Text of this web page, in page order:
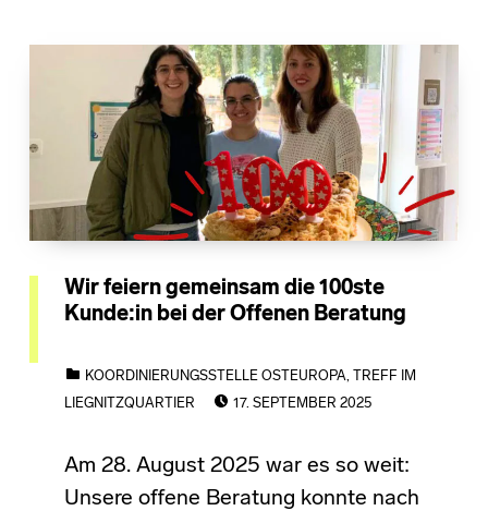
Wir feiern gemeinsam die 100ste
Kunde:in bei der Offenen Beratung
KOORDINIERUNGSSTELLE OSTEUROPA
TREFF IM
LIEGNITZQUARTIER
17. SEPTEMBER 2025
Am 28. August 2025 war es so weit:
Unsere offene Beratung konnte nach